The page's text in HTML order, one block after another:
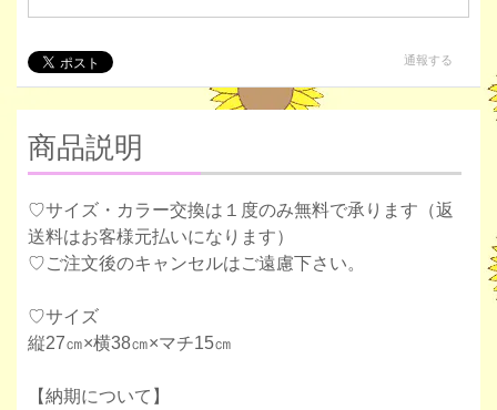
通報する
商品説明
♡サイズ・カラー交換は１度のみ無料で承ります（返
送料はお客様元払いになります）
♡ご注文後のキャンセルはご遠慮下さい。
♡サイズ
縦27㎝×横38㎝×マチ15㎝
【納期について】